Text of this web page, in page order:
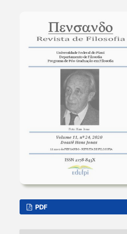
PDF